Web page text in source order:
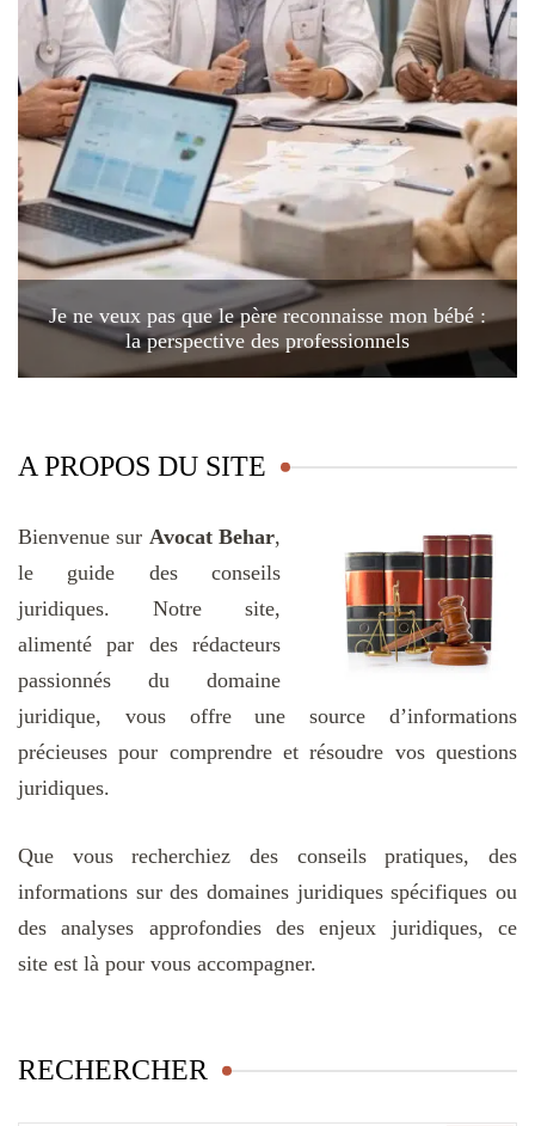
Je ne veux pas que le père reconnaisse mon bébé :
la perspective des professionnels
A PROPOS DU SITE
Bienvenue sur Avocat Behar,
le guide des conseils
juridiques. Notre site,
alimenté par des rédacteurs
passionnés du domaine
juridique, vous offre une source d’informations
précieuses pour comprendre et résoudre vos questions
juridiques.
Que vous recherchiez des conseils pratiques, des
informations sur des domaines juridiques spécifiques ou
des analyses approfondies des enjeux juridiques, ce
site est là pour vous accompagner.
RECHERCHER